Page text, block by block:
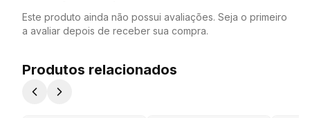
Este produto ainda não possui avaliações. Seja o primeiro
a avaliar depois de receber sua compra.
Produtos relacionados